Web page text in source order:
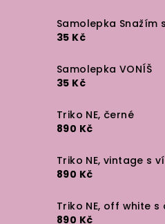
Samolepka Snažím
35 Kč
Samolepka VONÍŠ
35 Kč
Triko NE, černé
890 Kč
Triko NE, vintage s
890 Kč
Triko NE, off white s
890 Kč